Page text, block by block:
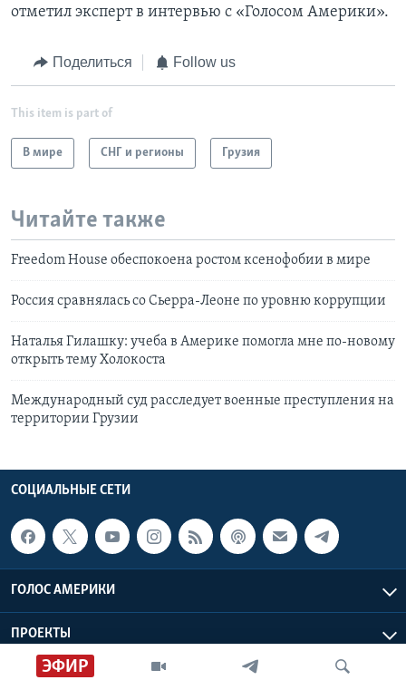
ЭФИР
отметил эксперт в интервью с «Голосом Америки».
Поделиться Follow us
This item is part of
В мире СНГ и регионы Грузия
Читайте также
Freedom House обеспокоена ростом ксенофобии в мире
Россия сравнялась со Сьерра-Леоне по уровню коррупции
Наталья Гилашку: учеба в Америке помогла мне по-новому
открыть тему Холокоста
Международный суд расследует военные преступления на
территории Грузии
СОЦИАЛЬНЫЕ СЕТИ
ГОЛОС АМЕРИКИ
ПРОЕКТЫ